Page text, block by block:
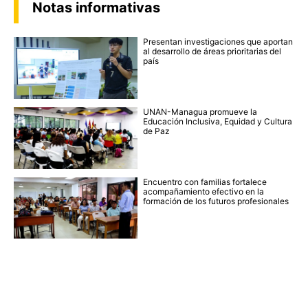
Notas informativas
Presentan investigaciones que aportan
al desarrollo de áreas prioritarias del
país
UNAN-Managua promueve la
Educación Inclusiva, Equidad y Cultura
de Paz
Encuentro con familias fortalece
acompañamiento efectivo en la
formación de los futuros profesionales